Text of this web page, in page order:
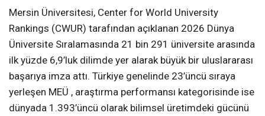
Mersin Üniversitesi, Center for World University
Rankings (CWUR) tarafından açıklanan 2026 Dünya
Üniversite Sıralamasında 21 bin 291 üniversite arasında
ilk yüzde 6,9’luk dilimde yer alarak büyük bir uluslararası
başarıya imza attı. Türkiye genelinde 23’üncü sıraya
yerleşen MEÜ , araştırma performansı kategorisinde ise
dünyada 1.393’üncü olarak bilimsel üretimdeki gücünü